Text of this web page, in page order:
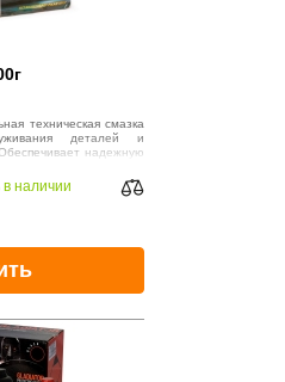
техническая смазка
деталей и
надежную
в различных условиях
в наличии